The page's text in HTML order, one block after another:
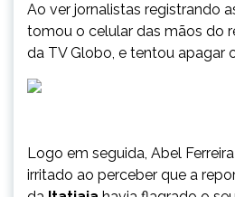
Ao ver jornalistas registrando
tomou o celular das mãos do
da TV Globo, e tentou apagar
Logo em seguida, Abel
irritado ao perceber que a